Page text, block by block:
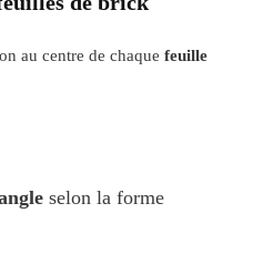
au centre de chaquefeuille
selon la forme